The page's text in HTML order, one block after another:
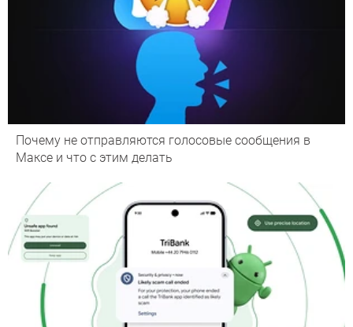
Почему не отправляются голосовые сообщения в
Максе и что с этим делать